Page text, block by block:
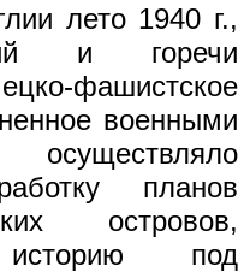
лето 1940 г.,
и горечи
фашистское
военными
планов
островов,
под